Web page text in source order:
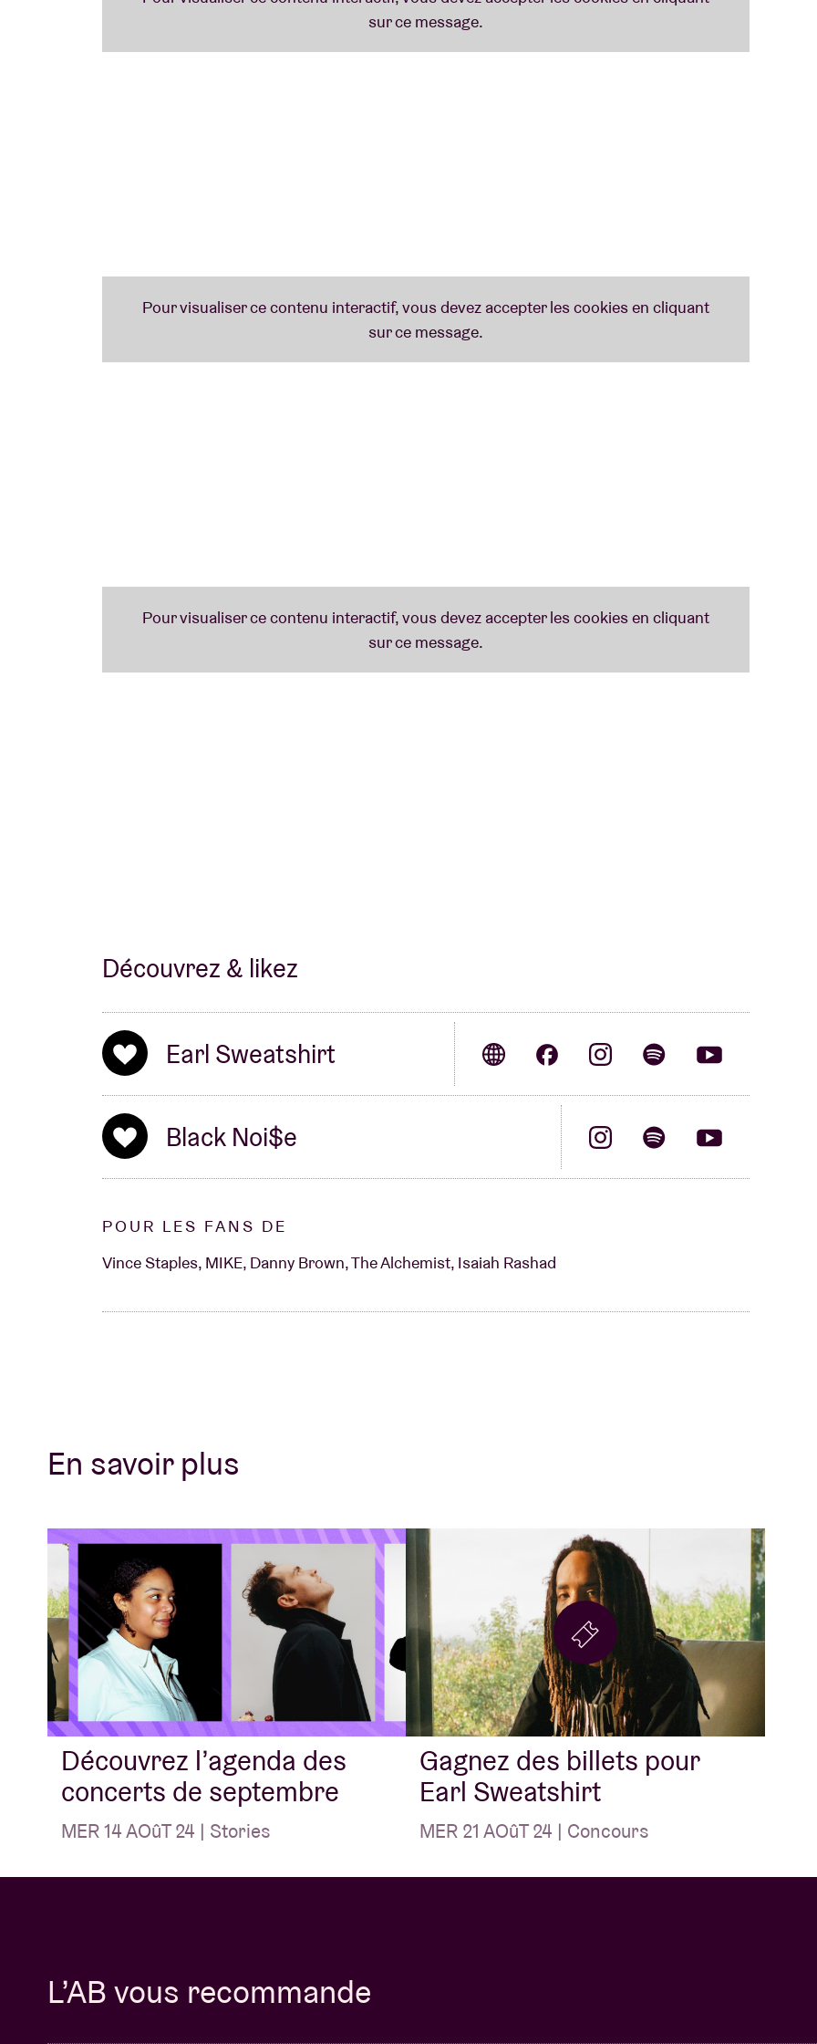
Découvrez & likez
Earl Sweatshirt
Black Noi$e
POUR LES FANS DE
Vince Staples, MIKE, Danny Brown, The Alchemist, Isaiah Rashad
En savoir plus
Découvrez l’agenda des
concerts de septembre
MER 14 AOûT 24 | Stories
Gagnez des billets pour
Earl Sweatshirt
MER 21 AOûT 24 | Concours
L’AB vous recommande